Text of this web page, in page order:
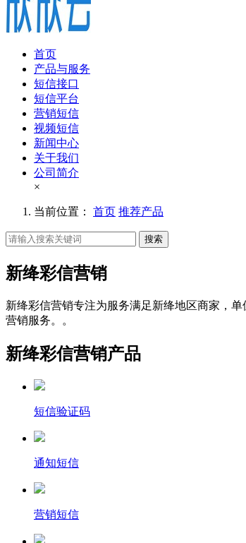
首页
产品与服务
短信接口
短信平台
营销短信
视频短信
新闻中心
关于我们
公司简介
×
当前位置： 首页 推荐产品
搜索
新绛彩信营销
新绛彩信营销专注为服务满足新绛地区商家，
营销服务。。
新绛彩信营销产品
短信验证码
通知短信
营销短信